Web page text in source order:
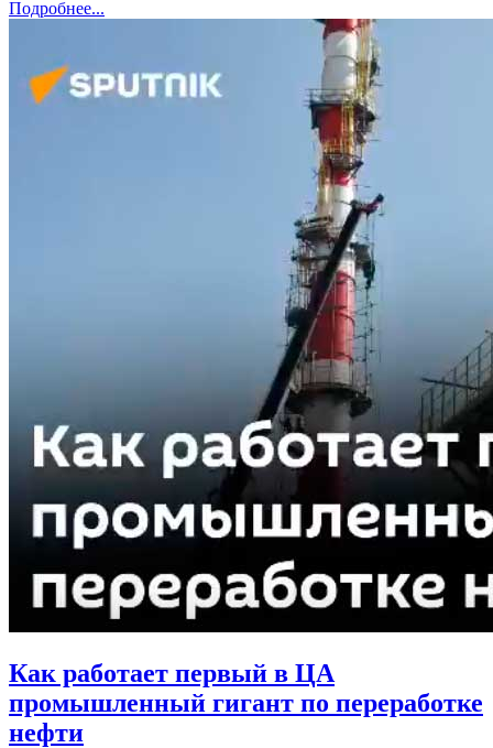
Подробнее...
Как работает первый в ЦА
промышленный гигант по переработке
нефти